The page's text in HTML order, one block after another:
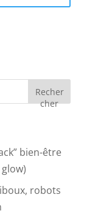
Recher
cher
bien-être
robots